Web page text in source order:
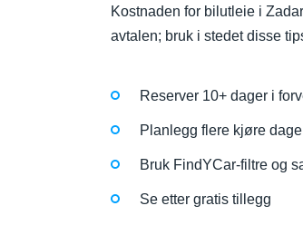
Kostnaden for bilutleie i
avtalen; bruk i stedet disse
Reserver 10+ dager i
Planlegg flere kjøre
Bruk FindYCar-filtre og
Se etter gratis tillegg